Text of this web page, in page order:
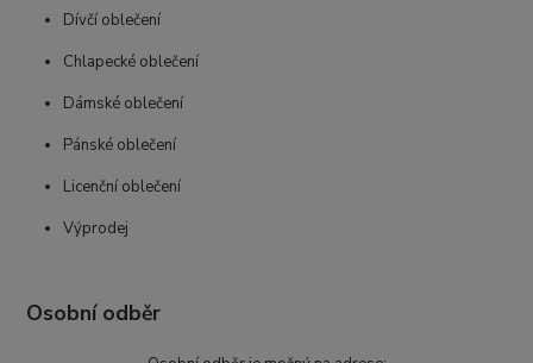
Dívčí oblečení
Chlapecké oblečení
Dámské oblečení
Pánské oblečení
Licenční oblečení
Výprodej
Osobní odběr